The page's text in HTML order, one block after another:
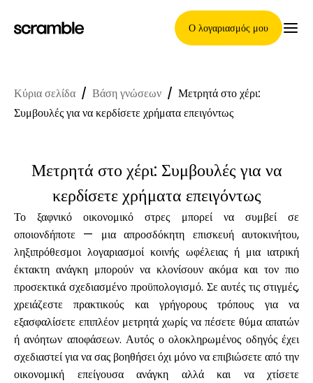
Ο λογαριασμός μου
Κύρια Σελίδα
Όροι ανάθεσης απαιτήσεων
Γκαλερί μαρκών
Επιλογή μάρκας
Υπολογιστές
Κύρια σελίδα / Βάση γνώσεων / Μετρητά στο χέρι:
Συμβουλές για να κερδίσετε χρήματα επειγόντως
Μετρητά στο χέρι: Συμβουλές για να
κερδίσετε χρήματα επειγόντως
Το ξαφνικό οικονομικό στρες μπορεί να συμβεί σε
οποιονδήποτε — μια απροσδόκητη επισκευή αυτοκινήτου,
ληξιπρόθεσμοι λογαριασμοί κοινής ωφέλειας ή μια ιατρική
έκτακτη ανάγκη μπορούν να κλονίσουν ακόμα και τον πιο
προσεκτικά σχεδιασμένο προϋπολογισμό. Σε αυτές τις στιγμές,
χρειάζεστε πρακτικούς και γρήγορους τρόπους για να
εξασφαλίσετε επιπλέον μετρητά χωρίς να πέσετε θύμα απατών
ή ανόητων αποφάσεων. Αυτός ο ολοκληρωμένος οδηγός έχει
σχεδιαστεί για να σας βοηθήσει όχι μόνο να επιβιώσετε από την
οικονομική επείγουσα ανάγκη αλλά και να χτίσετε